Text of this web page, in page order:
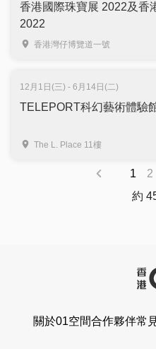
香港國際珠寶展 2022及香
2022
香港灣仔博覽道一號
12月1日(三) - 6月14日(二)
TELEPORT科幻藝術體驗
The L. Place 11樓
1 2
約
關於01空間合作夥伴常